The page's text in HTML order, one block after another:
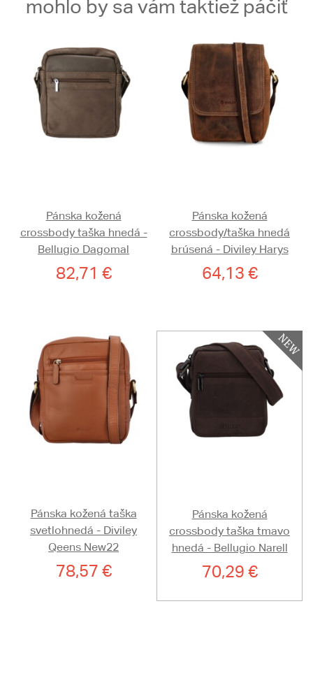
mohlo by sa vám taktiež páčiť
Pánska kožená
crossbody taška hnedá -
Bellugio Dagomal
82,71 €
Pánska kožená
crossbody/taška hnedá
brúsená - Diviley Harys
64,13 €
Pánska kožená taška
svetlohnedá - Diviley
Qeens New22
78,57 €
Pánska kožená
crossbody taška tmavo
hnedá - Bellugio Narell
70,29 €